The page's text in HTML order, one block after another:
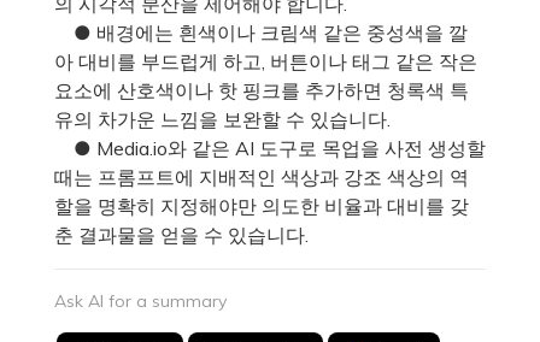
● 배경에는 흰색이나 크림색 같은 중성색을 깔
아 대비를 부드럽게 하고, 버튼이나 태그 같은 작은
요소에 산호색이나 핫 핑크를 추가하면 청록색 특
유의 차가운 느낌을 보완할 수 있습니다.
● Media.io와 같은 AI 도구로 목업을 사전 생성할
때는 프롬프트에 지배적인 색상과 강조 색상의 역
할을 명확히 지정해야만 의도한 비율과 대비를 갖
춘 결과물을 얻을 수 있습니다.
Ask AI for a summary